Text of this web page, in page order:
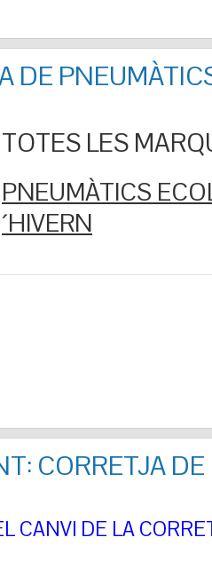
DE
TOTES LES
PNEUMÀTICS
´HIVERN
CORRETJA
CANVI DE LA